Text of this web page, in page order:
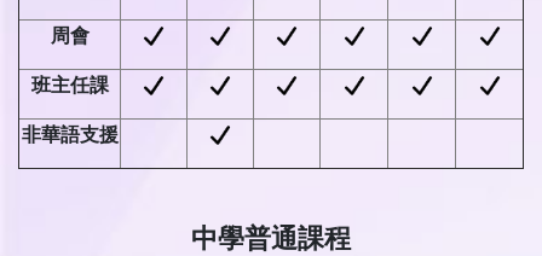
周會
班主任課
非華語支援
中學普通課程